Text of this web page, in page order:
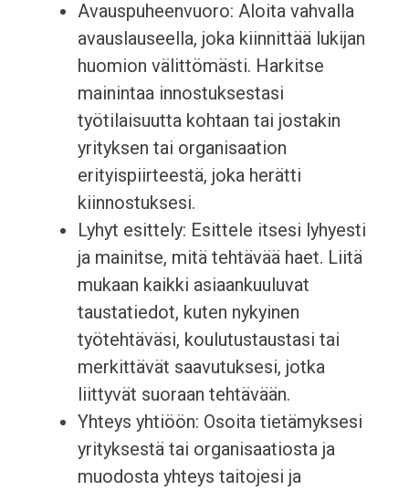
Avauspuheenvuoro: Aloita vahvalla
avauslauseella, joka kiinnittää lukijan
huomion välittömästi. Harkitse
mainintaa innostuksestasi
työtilaisuutta kohtaan tai jostakin
yrityksen tai organisaation
erityispiirteestä, joka herätti
kiinnostuksesi.
Lyhyt esittely: Esittele itsesi lyhyesti
ja mainitse, mitä tehtävää haet. Liitä
mukaan kaikki asiaankuuluvat
taustatiedot, kuten nykyinen
työtehtäväsi, koulutustaustasi tai
merkittävät saavutuksesi, jotka
liittyvät suoraan tehtävään.
Yhteys yhtiöön: Osoita tietämyksesi
yrityksestä tai organisaatiosta ja
muodosta yhteys taitojesi ja